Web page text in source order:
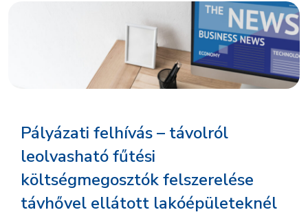
Pályázati felhívás – távolról
leolvasható fűtési
költségmegosztók felszerelése
távhővel ellátott lakóépületeknél